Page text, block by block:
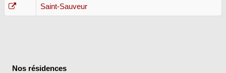
Saint-Sauveur
Nos résidences